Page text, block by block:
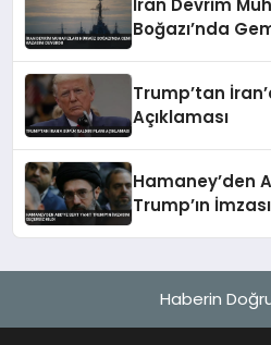
İran Devrim
Boğazı’nda
Trump’tan
Açıklaması
Hamaney’den
Trump’ın
Haberin